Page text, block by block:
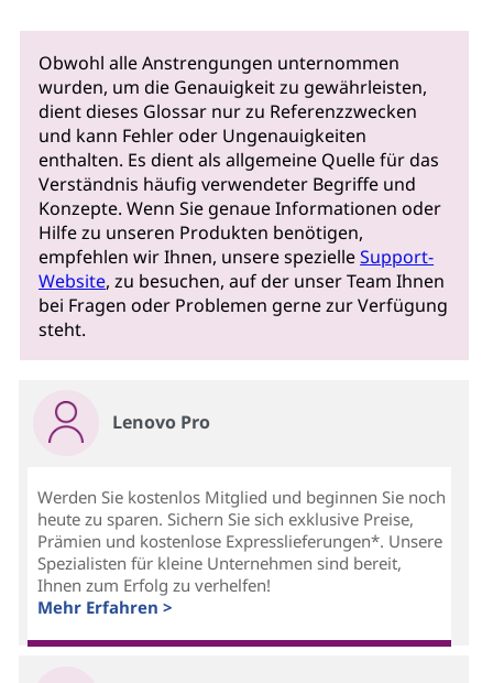
Obwohl alle Anstrengungen unternommen
wurden, um die Genauigkeit zu gewährleisten,
dient dieses Glossar nur zu Referenzzwecken
und kann Fehler oder Ungenauigkeiten
enthalten. Es dient als allgemeine Quelle für das
Verständnis häufig verwendeter Begriffe und
Konzepte. Wenn Sie genaue Informationen oder
Hilfe zu unseren Produkten benötigen,
empfehlen wir Ihnen, unsere spezielleSupport-
Website, zu besuchen, auf der unser Team Ihnen
bei Fragen oder Problemen gerne zur Verfügung
steht.
Lenovo Pro
Werden Sie kostenlos Mitglied und beginnen Sie noch
heute zu sparen. Sichern Sie sich exklusive Preise,
Prämien und kostenlose Expresslieferungen*. Unsere
Spezialisten für kleine Unternehmen sind bereit,
Ihnen zum Erfolg zu verhelfen!
Mehr Erfahren >